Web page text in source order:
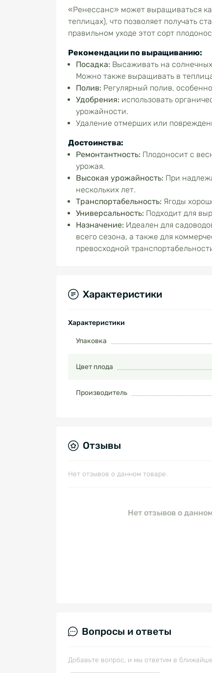
«Ренессанс» может выращиваться
теплицах), что позволяет получать
правильном уходе этот сорт
Рекомендации по выращиванию:
Посадка: Высаживать на
Можно также выращивать в
Полив: Регулярный полив,
Удобрения: использовать
урожайности.
Удаление отмерших или
Достоинства:
Ремонтантность: Плодоносит с
урожая.
Высокая урожайность: При
нескольких лет.
Транспортабельность: Ягоды
Универсальность: Подходит для
Назначение: Идеален для
всего сезона, а также для
превосходной
Характеристики
Характеристики
Упаковка
Цвет плода
Производитель
Отзывы
Нет отзывов о данном товаре.
Нет отзывов о
Вопросы и ответы
Добавьте вопрос, и мы ответим в